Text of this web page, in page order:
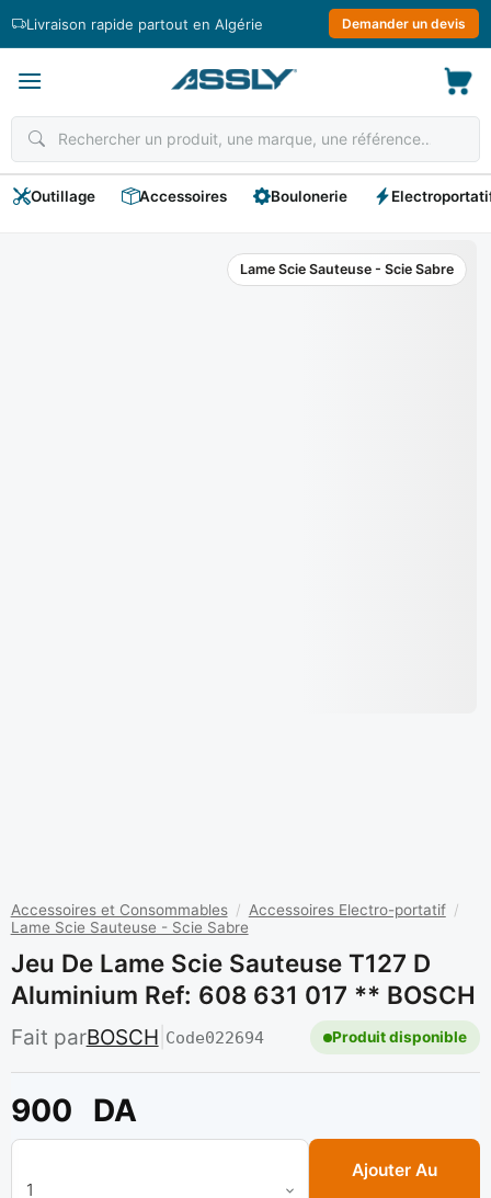
Livraison rapide partout en Algérie Demander un devis
Outillage Accessoires Boulonerie
Lame Scie Sauteuse - Scie Sabre
Accessoires et Consommables / Accessoires Electro-portatif /
Lame Scie Sauteuse - Scie Sabre
Jeu De Lame Scie Sauteuse T127 D
Aluminium Ref: 608 631 017 ** BOSCH
Fait parBOSCH Code022694 Produit disponible
900 DA
quantité de Jeu de lame scie sauteuse t127 d aluminium ref:
Ajouter Au